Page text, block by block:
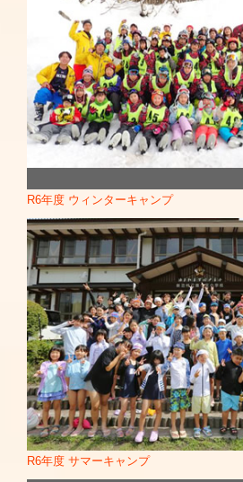
R6年度 ウィンターキャンプ
R6年度 サマーキャンプ